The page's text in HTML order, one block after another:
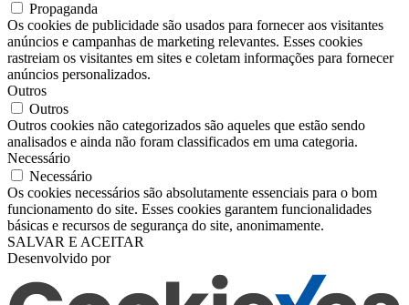
Propaganda
Os cookies de publicidade são usados ​​para fornecer aos visitantes
anúncios e campanhas de marketing relevantes. Esses cookies
rastreiam os visitantes em sites e coletam informações para fornecer
anúncios personalizados.
Outros
Outros
Outros cookies não categorizados são aqueles que estão sendo
analisados ​​e ainda não foram classificados em uma categoria.
Necessário
Necessário
Os cookies necessários são absolutamente essenciais para o bom
funcionamento do site. Esses cookies garantem funcionalidades
básicas e recursos de segurança do site, anonimamente.
SALVAR E ACEITAR
Desenvolvido por